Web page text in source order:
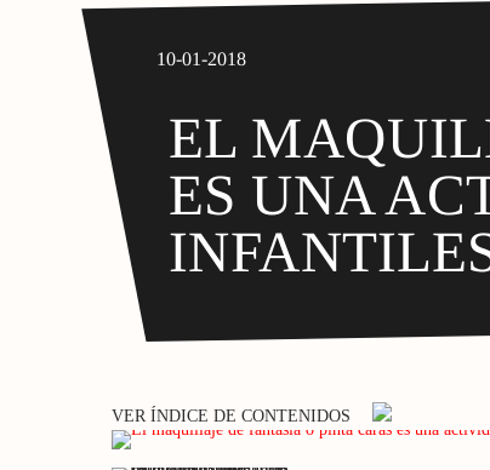
10-01-2018
EL
ES UNA
VER ÍNDICE DE CONTENIDOS